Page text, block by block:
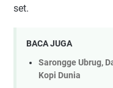
set.
BACA JUGA
Sarongge Ubrug,
Kopi Dunia